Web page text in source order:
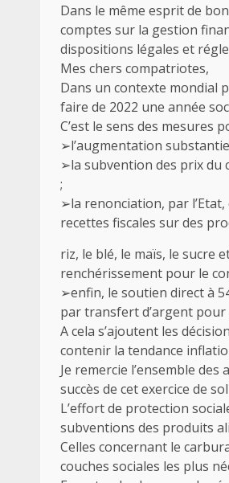
Dans le même esprit de
comptes sur la gestion
dispositions légales et
Mes chers compatriotes,
Dans un contexte mondial
faire de 2022 une année
C’est le sens des mesures
➢l’augmentation
➢la subvention des prix du
;
➢la renonciation, par l’Etat,
recettes fiscales sur des
riz, le blé, le maïs, le sucre
renchérissement pour le
➢enfin, le soutien direct à
par transfert d’argent pour
A cela s’ajoutent les
contenir la tendance
Je remercie l’ensemble
succès de cet exercice de
L’effort de protection
subventions des produits
Celles concernant le
couches sociales les plus